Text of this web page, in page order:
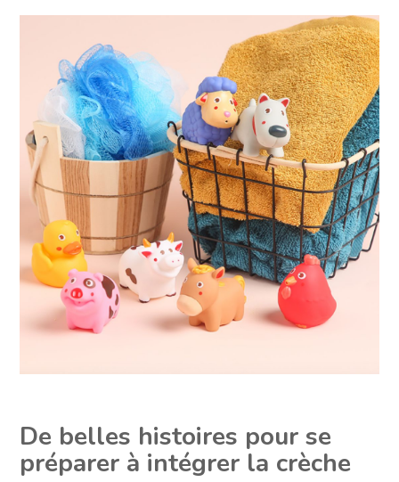
De belles histoires pour se
préparer à intégrer la crèche